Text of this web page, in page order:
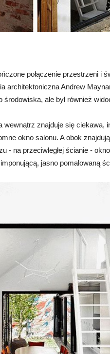
połączenie przestrzeni i
architektoniczna Andrew
ale był również
wewnątrz znajduje się ciekawa,
okno salonu. A obok
- na przeciwległej ścianie -
jasno pomalowaną